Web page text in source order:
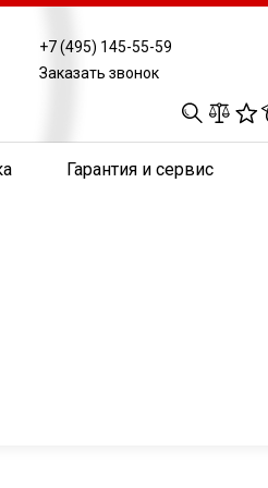
+7 (495) 145-55-59
Заказать звонок
0
Гарантия и сервис